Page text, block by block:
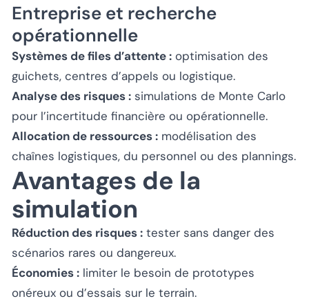
Entreprise et recherche
opérationnelle
Systèmes de files d’attente : optimisation des
guichets, centres d’appels ou logistique.
Analyse des risques : simulations de Monte Carlo
pour l’incertitude financière ou opérationnelle.
Allocation de ressources : modélisation des
chaînes logistiques, du personnel ou des plannings.
Avantages de la
simulation
Réduction des risques : tester sans danger des
scénarios rares ou dangereux.
Économies : limiter le besoin de prototypes
onéreux ou d’essais sur le terrain.